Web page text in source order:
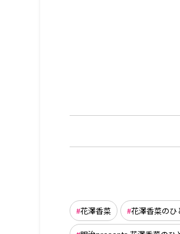
花澤香菜 花澤香菜のひ